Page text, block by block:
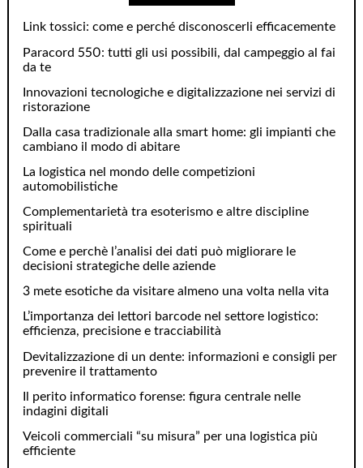
Link tossici: come e perché disconoscerli efficacemente
Paracord 550: tutti gli usi possibili, dal campeggio al fai
da te
Innovazioni tecnologiche e digitalizzazione nei servizi di
ristorazione
Dalla casa tradizionale alla smart home: gli impianti che
cambiano il modo di abitare
La logistica nel mondo delle competizioni
automobilistiche
Complementarietà tra esoterismo e altre discipline
spirituali
Come e perchè l’analisi dei dati può migliorare le
decisioni strategiche delle aziende
3 mete esotiche da visitare almeno una volta nella vita
L’importanza dei lettori barcode nel settore logistico:
efficienza, precisione e tracciabilità
Devitalizzazione di un dente: informazioni e consigli per
prevenire il trattamento
Il perito informatico forense: figura centrale nelle
indagini digitali
Veicoli commerciali “su misura” per una logistica più
efficiente